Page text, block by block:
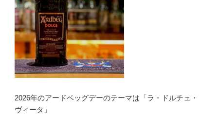
2026年のアードベッグデーのテーマは「ラ・ドルチェ・
ヴィータ」